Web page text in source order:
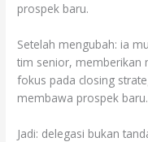
prospek baru.
Setelah mengubah: ia
tim senior, memberikan
fokus pada closing
membawa prospek
Jadi: delegasi bukan